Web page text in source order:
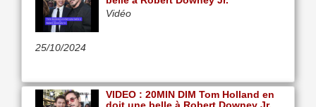
25/10/2024
Vidéo
VIDEO : 20MIN DIM Tom Holland en